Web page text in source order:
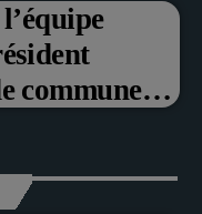
communes
com